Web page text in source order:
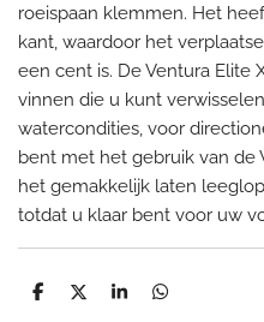
roeispaan klemmen. Het
kant, waardoor het
een cent is. De Ventura Elite
vinnen die u kunt
watercondities, voor
bent met het gebruik van de
het gemakkelijk laten
totdat u klaar bent voor uw
D
D
S
D